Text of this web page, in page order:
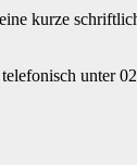
kurze
unter